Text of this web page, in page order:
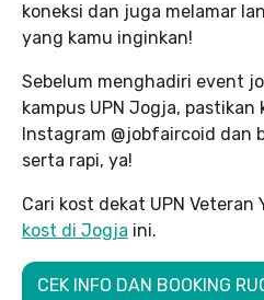
koneksi dan juga melamar
yang kamu inginkan!
Sebelum menghadiri event
kampus UPN Jogja, pastikan
Instagram @jobfaircoid dan
serta rapi, ya!
Cari kost dekat UPN
kost di Jogja ini.
CEK INFO DAN BOOKING